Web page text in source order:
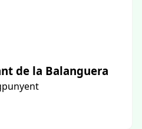
de la Balanguera